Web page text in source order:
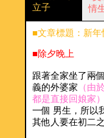
立子
情
■文章標題：新年
■除夕晚上
跟著全家坐了兩
義的外婆家 （由
都是直接回娘家）
一個 男生，所以
其他人要在初二